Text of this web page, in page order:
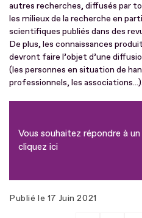
autres recherches, diffusés par
les milieux de la recherche en
scientifiques publiés dans des
De plus, les connaissances
devront faire l’objet d’une
(les personnes en situation de
professionnels, les associations...).
Vous souhaitez répondre à
cliquez ici
Publié le 17 Juin 2021